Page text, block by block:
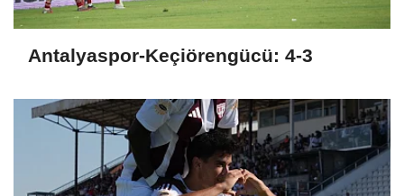
Antalyaspor-Keçiörengücü: 4-3